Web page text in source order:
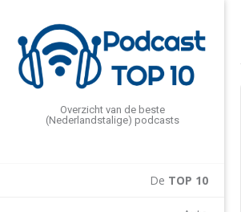
Overzicht van de beste
(Nederlandstalige) podcasts
De TOP 10